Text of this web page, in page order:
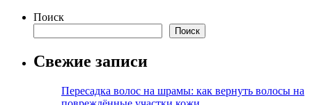
Поиск
Поиск
Свежие записи
Пересадка волос на шрамы: как вернуть волосы на